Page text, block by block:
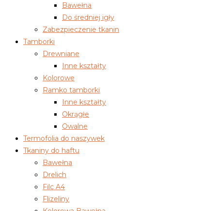
Bawełna
Do średniej igły
Zabezpieczenie tkanin
Tamborki
Drewniane
Inne kształty
Kolorowe
Ramko tamborki
Inne kształty
Okrągłe
Owalne
Termofolia do naszywek
Tkaniny do haftu
Bawełna
Drelich
Filc A4
Flizeliny